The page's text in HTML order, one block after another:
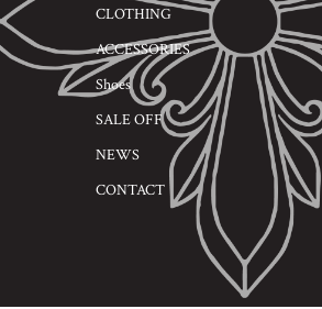
CLOTHING
ACCESSORIES
Shoes
SALE OFF
NEWS
CONTACT